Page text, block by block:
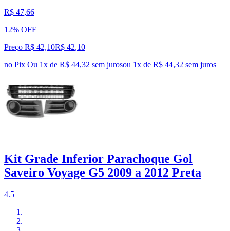
R$ 47,66
12% OFF
Preço R$ 42,10R$ 42,10
no Pix Ou 1x de R$ 44,32 sem jurosou 1x de R$ 44,32 sem juros
Kit Grade Inferior Parachoque Gol
Saveiro Voyage G5 2009 a 2012 Preta
4.5